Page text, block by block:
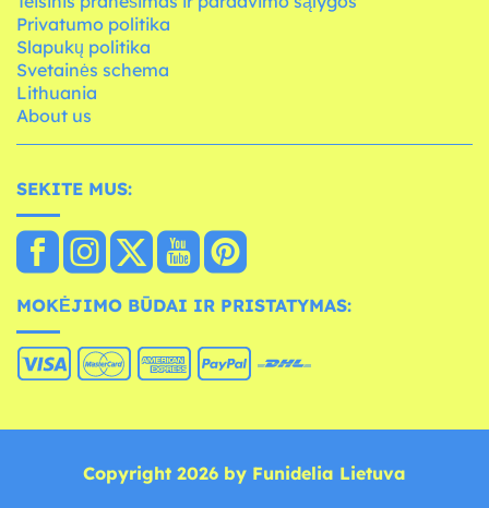
Privatumo politika
Slapukų politika
Svetainės schema
Lithuania
About us
SEKITE MUS:
MOKĖJIMO BŪDAI IR PRISTATYMAS:
Copyright 2026 by Funidelia Lietuva